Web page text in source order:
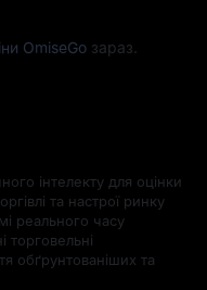
OmiseGo зараз.
інтелекту для оцінки
та настрої ринку
реального часу
торговельні
обґрунтованіших та